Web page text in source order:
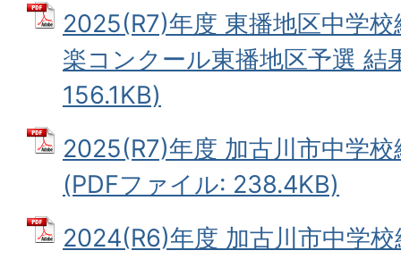
2025(R7)年度 東播地区中学
楽コンクール東播地区予選 結
156.1KB)
2025(R7)年度 加古川市中学
(PDFファイル: 238.4KB)
2024(R6)年度 加古川市中学